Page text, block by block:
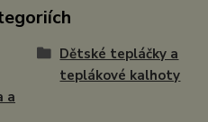
a
Dětské tepláčky a
teplákové kalhoty